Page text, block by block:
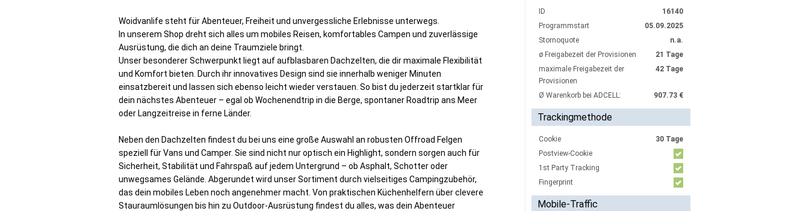
Woidvanlife steht für Abenteuer, Freiheit und unvergessliche Erlebnisse unterwegs.
In unserem Shop dreht sich alles um mobiles Reisen, komfortables Campen und zuverlässige
Ausrüstung, die dich an deine Traumziele bringt.
Unser besonderer Schwerpunkt liegt auf aufblasbaren Dachzelten, die dir maximale Flexibilität
und Komfort bieten. Durch ihr innovatives Design sind sie innerhalb weniger Minuten
einsatzbereit und lassen sich ebenso leicht wieder verstauen. So bist du jederzeit startklar für
dein nächstes Abenteuer – egal ob Wochenendtrip in die Berge, spontaner Roadtrip ans Meer
oder Langzeitreise in ferne Länder.
Neben den Dachzelten findest du bei uns eine große Auswahl an robusten Offroad Felgen
speziell für Vans und Camper. Sie sind nicht nur optisch ein Highlight, sondern sorgen auch für
Sicherheit, Stabilität und Fahrspaß auf jedem Untergrund – ob Asphalt, Schotter oder
unwegsames Gelände. Abgerundet wird unser Sortiment durch vielseitiges Campingzubehör,
das dein mobiles Leben noch angenehmer macht. Von praktischen Küchenhelfern über clevere
Stauraumlösungen bis hin zu Outdoor-Ausrüstung findest du alles, was dein Abenteuer
ID
16140
Programmstart
05.09.2025
Stornoquote
n.a.
ø Freigabezeit der Provisionen
21 Tage
maximale Freigabezeit der
Provisionen
42 Tage
Ø Warenkorb bei ADCELL: 907.73 €
Trackingmethode
Cookie
30 Tage
Postview-Cookie
1st Party Tracking
Fingerprint
Mobile-Traffic